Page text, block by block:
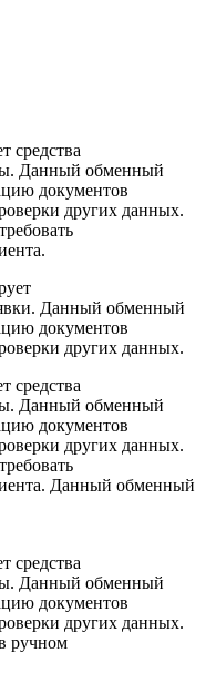
средства
Данный обменный
документов
других данных.
Данный обменный
документов
других данных.
средства
Данный обменный
документов
других данных.
Данный обменный
средства
Данный обменный
документов
других данных.
ручном